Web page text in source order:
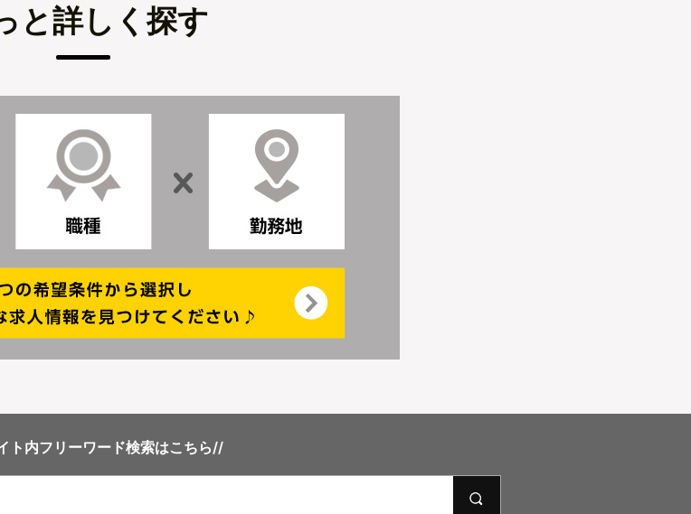
と詳しく探す
ト内フリーワード検索はこちら//